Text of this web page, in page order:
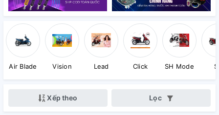
Air Blade Vision Lead Click SH Mode
Xếp theo Lọc